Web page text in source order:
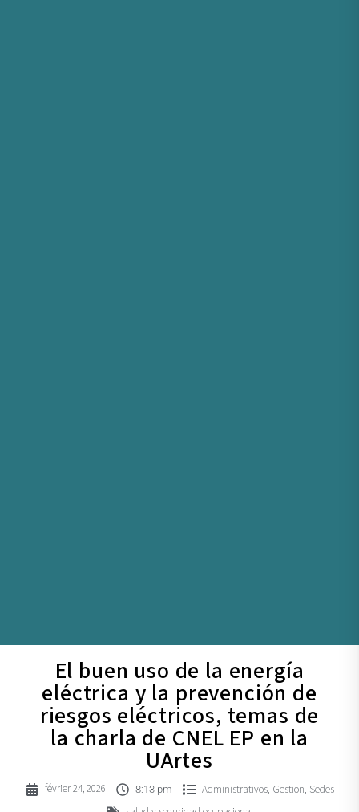
El buen uso de la energía
eléctrica y la prevención de
riesgos eléctricos, temas de
la charla de CNEL EP en la
UArtes
février 24, 2026 8:13 pm Administrativos, Gestion Sedes